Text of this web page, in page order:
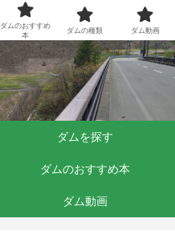
ダムを探す
ダムのおすすめ本
ダム動画
ダムのおすすめ
本
ダムの種類 ダム動画